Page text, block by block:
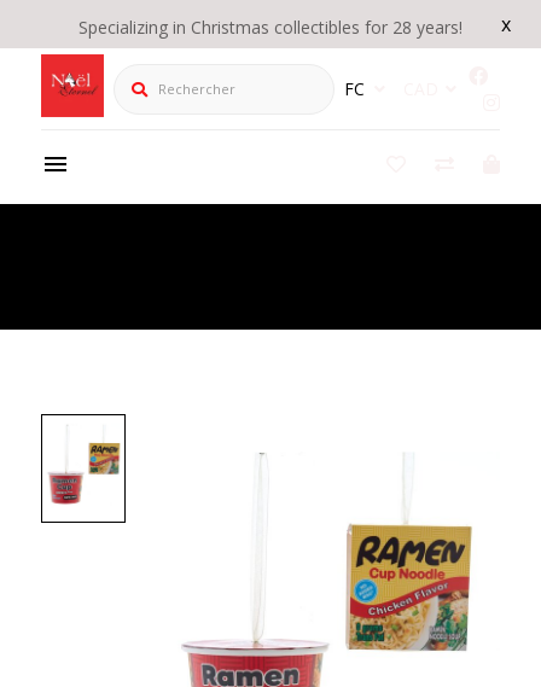
x
Specializing in Christmas collectibles for 28 years!
Rechercher FC